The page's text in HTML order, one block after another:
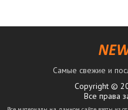
Самые свежие и
Copyright ©
Все права